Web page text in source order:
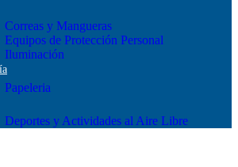
Correas y Mangueras
Equipos de Protección Personal
Iluminación
Papeleria
Deportes y Actividades al Aire Libre